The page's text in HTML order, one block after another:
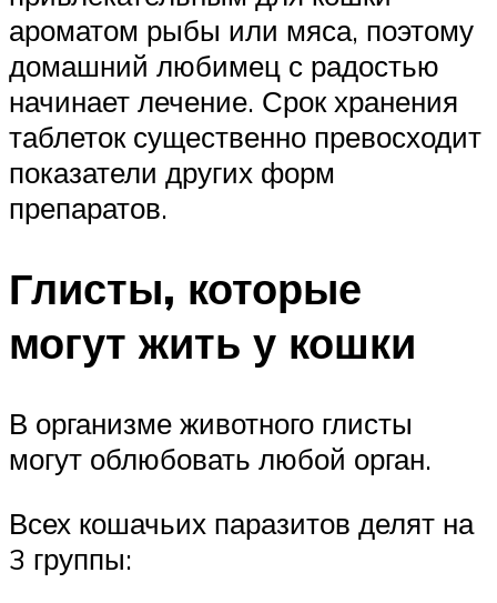
ароматом рыбы или мяса, поэтому
домашний любимец с радостью
начинает лечение. Срок хранения
таблеток существенно превосходит
показатели других форм
препаратов.
Глисты, которые
могут жить у кошки
В организме животного глисты
могут облюбовать любой орган.
Всех кошачьих паразитов делят на
3 группы: